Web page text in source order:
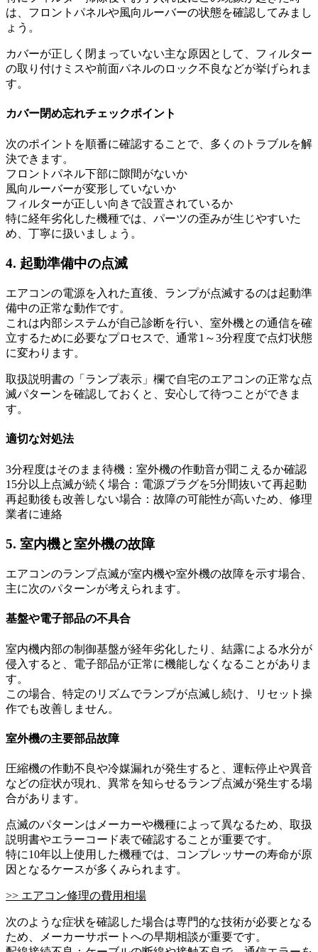
は、フロントパネルや風向ルーバーの状態を確認してみまし
ょう。
カバーが正しく閉まっていない主な原因として、フィルター
の取り付けミスや前面パネルのロック不良などが挙げられま
す。
カバー閉め忘れチェックポイント
次のポイントを順番に確認することで、多くのトラブルを解
決できます。
フロントパネル下部に隙間がないか
風向ルーバーが変形していないか
フィルターが正しい向きで設置されているか
特に経年劣化した機種では、パーツの歪みが生じやすいた
め、丁寧に扱いましょう。
4. 起動準備中の点滅
エアコンの電源を入れた直後、ランプが点滅するのは起動準
備中の正常な動作です。
これは内部システムが自己診断を行い、室外機との通信を確
立するために必要なプロセスで、通常1～3分程度で点灯状態
に変わります。
取扱説明書の「ランプ表示」欄で自宅のエアコンの正常な点
滅パターンを確認しておくと、安心して待つことができま
す。
適切な対処法
3分程度はそのまま待機：室外機の作動音が聞こえるか確認
15分以上点滅が続く場合：電源プラグを5分間抜いて再起動
再起動後も改善しない場合：故障の可能性が高いため、修理
業者に連絡
5. 室内機と室外機の故障
エアコンのランプ点滅が室内機や室外機の故障を示す場合、
主に次のパターンが考えられます。
基盤や電子部品の不具合
室内機内部の制御基盤が経年劣化したり、結露による水分が
侵入すると、電子部品が正常に機能しなくなることがありま
す。
この場合、特定のリズムでランプが点滅し続け、リセット操
作でも改善しません。
室外機の主要部品故障
圧縮機の作動不良や冷媒漏れが発生すると、運転停止や異音
などの症状が現れ、異常を知らせるランプ点滅が発生する場
合があります。
点滅のパターンはメーカーや機種によって異なるため、取扱
説明書やエラーコード表で確認することが重要です。
特に10年以上使用した機種では、コンプレッサーの寿命が原
因となるケースが多くみられます。
>> エアコン修理の費用相場
次のような症状を確認した場合は専門的な技術が必要となる
ため、メーカーサポートへの早期相談が重要です。